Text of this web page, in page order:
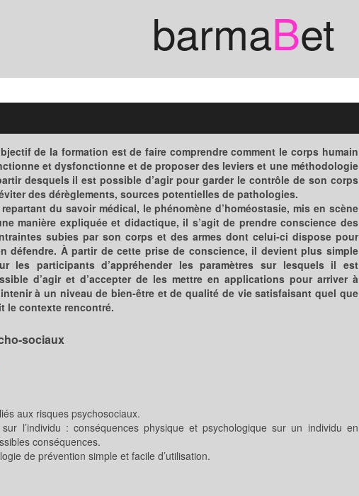
barmaBet
de la formation est de faire comprendre comment le corps humain
et dysfonctionne et de proposer des leviers et une méthodologie
desquels il est possible d’agir pour garder le contrôle de son corps
des dérèglements, sources potentielles de pathologies.
repartant du savoir médical, le phénomène d’homéostasie, mis en scène
manière expliquée et didactique, il s’agit de prendre conscience des
subies par son corps et des armes dont celui-ci dispose pour
défendre. À partir de cette prise de conscience, il devient plus simple
les participants d’appréhender les paramètres sur lesquels il est
d’agir et d’accepter de les mettre en applications pour arriver à
à un niveau de bien-être et de qualité de vie satisfaisant quel que
le contexte rencontré.
sociaux
aux risques psychosociaux.
l’individu : conséquences physique et psychologique sur un individu en
conséquences.
de prévention simple et facile d’utilisation.